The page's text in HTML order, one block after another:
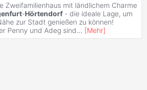
Zweifamilienhaus mit ländlichem Charme
-Hörtendorf - die ideale Lage, um
zur Stadt genießen zu können!
Penny und Adeg sind... [Mehr]